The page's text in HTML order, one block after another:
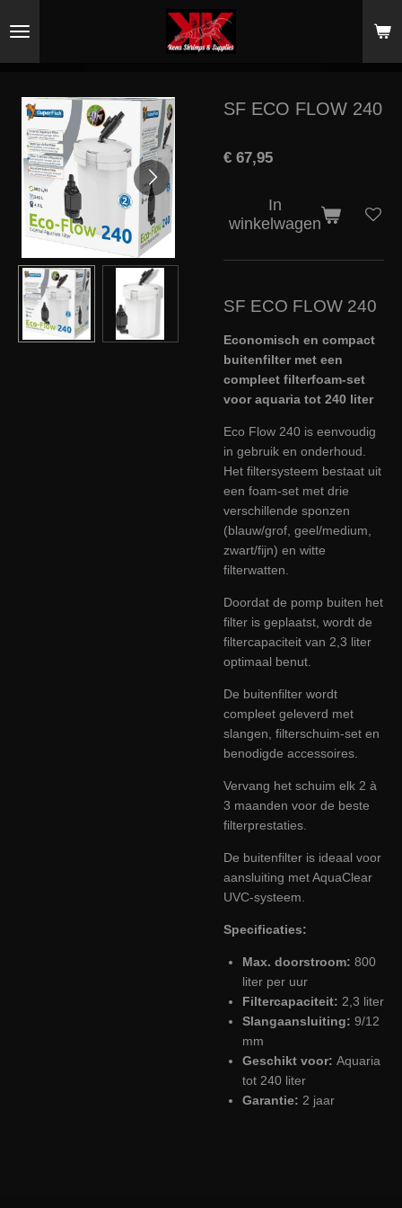
direct
hoofdinhoud
SF ECO FLOW 240
€ 67,95
In
winkelwagen
SF ECO FLOW 240
Economisch en compact
buitenfilter met een
compleet filterfoam-set
voor aquaria tot 240 liter
Eco Flow 240 is eenvoudig
in gebruik en onderhoud.
Het filtersysteem bestaat uit
een foam-set met drie
verschillende sponzen
(blauw/grof, geel/medium,
zwart/fijn) en witte
filterwatten.
Doordat de pomp buiten het
filter is geplaatst, wordt de
filtercapaciteit van 2,3 liter
optimaal benut.
De buitenfilter wordt
compleet geleverd met
slangen, filterschuim-set en
benodigde accessoires.
Vervang het schuim elk 2 à
3 maanden voor de beste
filterprestaties.
De buitenfilter is ideaal voor
aansluiting met AquaClear
UVC-systeem.
Specificaties:
Max. doorstroom: 800
liter per uur
Filtercapaciteit: 2,3 liter
Slangaansluiting: 9/12
mm
Geschikt voor: Aquaria
tot 240 liter
Garantie: 2 jaar